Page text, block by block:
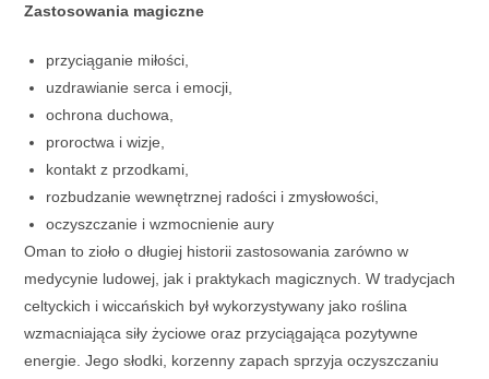
Zastosowania magiczne
przyciąganie miłości,
uzdrawianie serca i emocji,
ochrona duchowa,
proroctwa i wizje,
kontakt z przodkami,
rozbudzanie wewnętrznej radości i zmysłowości,
oczyszczanie i wzmocnienie aury
Oman to zioło o długiej historii zastosowania zarówno w
medycynie ludowej, jak i praktykach magicznych. W tradycjach
celtyckich i wiccańskich był wykorzystywany jako roślina
wzmacniająca siły życiowe oraz przyciągająca pozytywne
energie. Jego słodki, korzenny zapach sprzyja oczyszczaniu